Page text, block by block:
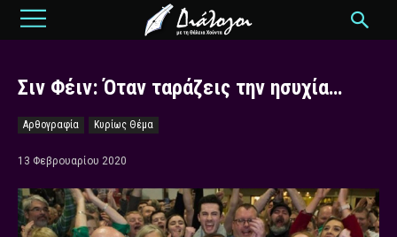
Σιν Φέιν: Όταν ταράζεις την ησυχία…
Αρθογραφία Κυρίως Θέμα
13 Φεβρουαρίου 2020